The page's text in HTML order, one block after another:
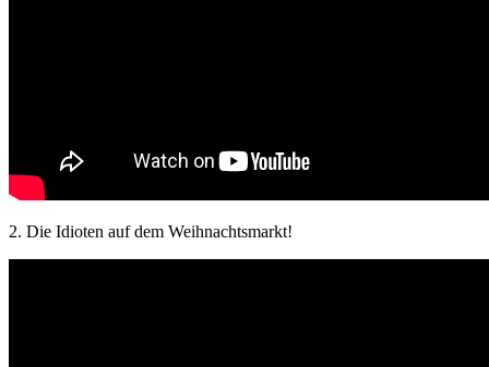
2. Die Idioten auf dem Weihnachtsmarkt!